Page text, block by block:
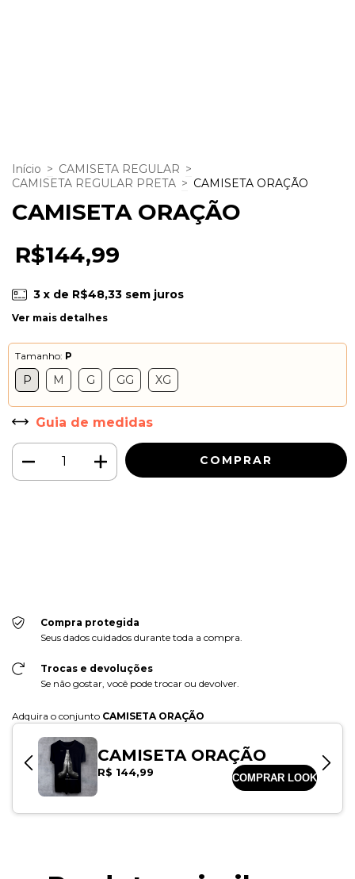
Início > CAMISETA REGULAR >
CAMISETA REGULAR PRETA > CAMISETA ORAÇÃO
CAMISETA ORAÇÃO
R$144,99
3 x de R$48,33 sem juros
Ver mais detalhes
Tamanho: P
P M G GG XG
Guia de medidas
Compra protegida
Seus dados cuidados durante toda a compra.
Trocas e devoluções
Se não gostar, você pode trocar ou devolver.